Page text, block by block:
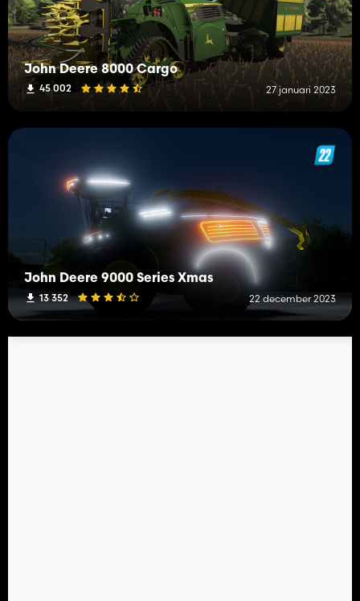
John Deere 8000 Cargo
45 002 27 januari 2023
John Deere 9000 Series Xmas
13 352 22 december 2023